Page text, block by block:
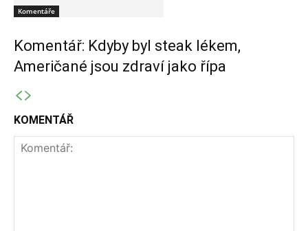
Komentáře
Komentář: Kdyby byl steak lékem,
Američané jsou zdraví jako řípa
KOMENTÁŘ